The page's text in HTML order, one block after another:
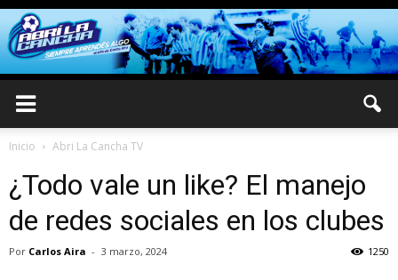
Inicio Abri La Cancha TV
¿Todo vale un like? El manejo
de redes sociales en los clubes
Por Carlos Aira - 3 marzo, 2024 1250